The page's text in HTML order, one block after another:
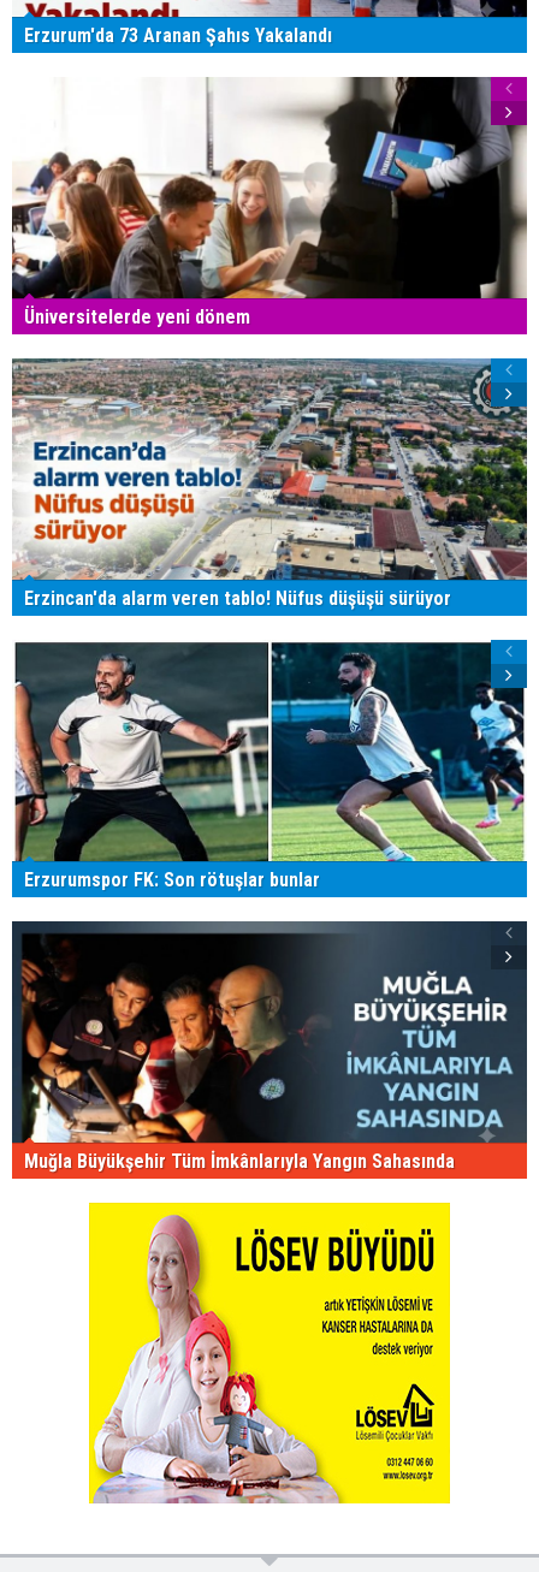
Erzurum'da 73 Aranan Şahıs Yakalandı
Üniversitelerde yeni dönem
Erzincan'da alarm veren tablo! Nüfus düşüşü sürüyor
Erzurumspor FK: Son rötuşlar bunlar
Muğla Büyükşehir Tüm İmkânlarıyla Yangın Sahasında